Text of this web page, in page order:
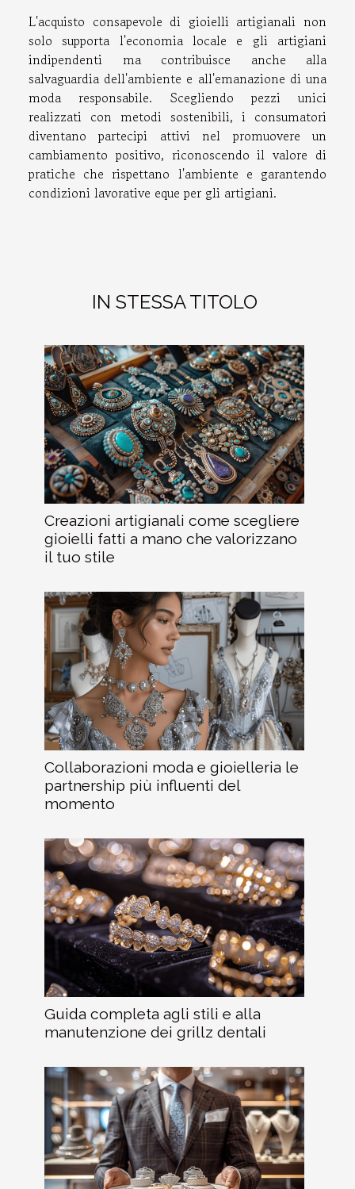
L'acquisto consapevole di gioielli artigianali non
solo supporta l'economia locale e gli artigiani
indipendenti ma contribuisce anche alla
salvaguardia dell'ambiente e all'emanazione di una
moda responsabile. Scegliendo pezzi unici
realizzati con metodi sostenibili, i consumatori
diventano partecipi attivi nel promuovere un
cambiamento positivo, riconoscendo il valore di
pratiche che rispettano l'ambiente e garantendo
condizioni lavorative eque per gli artigiani.
IN STESSA TITOLO
Creazioni artigianali come scegliere
gioielli fatti a mano che valorizzano
il tuo stile
Collaborazioni moda e gioielleria le
partnership più influenti del
momento
Guida completa agli stili e alla
manutenzione dei grillz dentali